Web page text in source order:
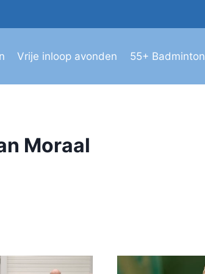
Vrije inloop avonden 55+ Badminton
Moraal